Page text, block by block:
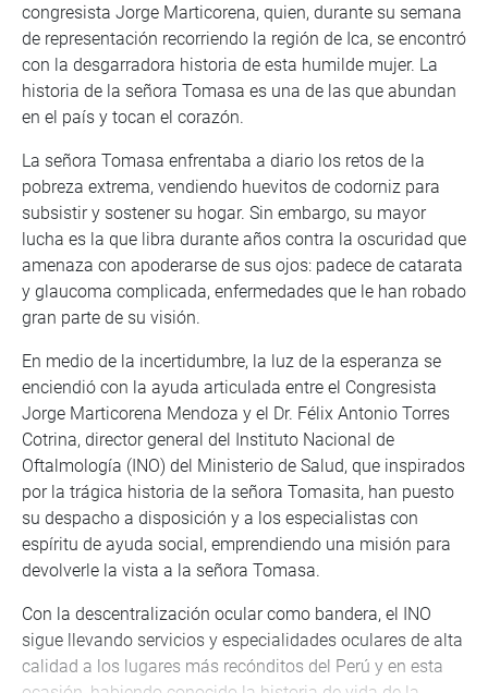
congresista Jorge Marticorena, quien, durante su semana
de representación recorriendo la región de Ica, se encontró
con la desgarradora historia de esta humilde mujer. La
historia de la señora Tomasa es una de las que abundan
en el país y tocan el corazón.
La señora Tomasa enfrentaba a diario los retos de la
pobreza extrema, vendiendo huevitos de codorniz para
subsistir y sostener su hogar. Sin embargo, su mayor
lucha es la que libra durante años contra la oscuridad que
amenaza con apoderarse de sus ojos: padece de catarata
y glaucoma complicada, enfermedades que le han robado
gran parte de su visión.
En medio de la incertidumbre, la luz de la esperanza se
enciendió con la ayuda articulada entre el Congresista
Jorge Marticorena Mendoza y el Dr. Félix Antonio Torres
Cotrina, director general del Instituto Nacional de
Oftalmología (INO) del Ministerio de Salud, que inspirados
por la trágica historia de la señora Tomasita, han puesto
su despacho a disposición y a los especialistas con
espíritu de ayuda social, emprendiendo una misión para
devolverle la vista a la señora Tomasa.
Con la descentralización ocular como bandera, el INO
sigue llevando servicios y especialidades oculares de alta
calidad a los lugares más recónditos del Perú y en esta